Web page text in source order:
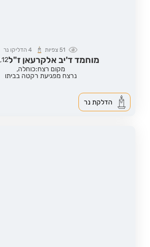
51צפיות 4 הדליקו נר
מוחמד ד'יב אלקרעאן ז"ל12,
מקום רצח:כוחלה,
נרצח מפגיעת רקטה בביתו
הדלקת נר